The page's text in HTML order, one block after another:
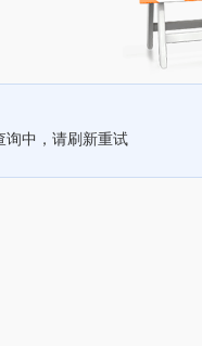
询中，请刷新重试